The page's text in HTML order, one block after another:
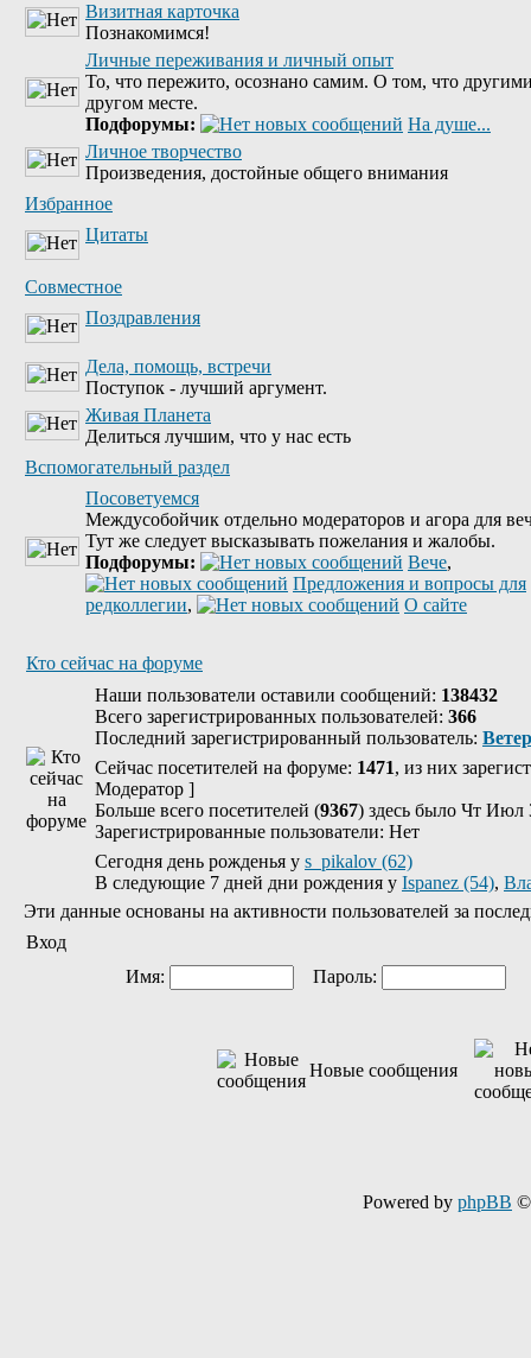
Визитная карточка
Познакомимся!
Личные переживания и личный опыт
То, что пережито, осознано самим. О том, что
другом месте.
Подфорумы:
На душе...
Личное творчество
Произведения, достойные общего внимания
Избранное
Цитаты
Совместное
Поздравления
Дела, помощь, встречи
Поступок - лучший аргумент.
Живая Планета
Делиться лучшим, что у нас есть
Вспомогательный раздел
Посоветуемся
Междусобойчик отдельно модераторов и агора для
Тут же следует высказывать пожелания и жалобы.
Подфорумы:
Вече,
Предложения и вопросы для
редколлегии, О сайте
Кто сейчас на форуме
Наши пользователи оставили сообщений: 138432
Всего зарегистрированных пользователей: 366
Последний зарегистрированный пользователь: Ветер
Сейчас посетителей на форуме: 1471, из них
Модератор ]
Больше всего посетителей (9367) здесь было Чт Июл
Зарегистрированные пользователи: Нет
Сегодня день рожденья у s_pikalov (62)
В следующие 7 дней дни рождения у Ispanez (54),
Эти данные основаны на активности пользователей за
Вход
Имя:
Пароль:
Новые сообщения
Powered by phpBB ©